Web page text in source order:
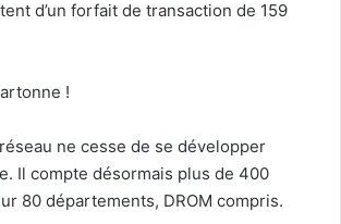
d’un forfait de transaction de 159
!
ne cesse de se développer
Il compte désormais plus de 400
80 départements, DROM compris.